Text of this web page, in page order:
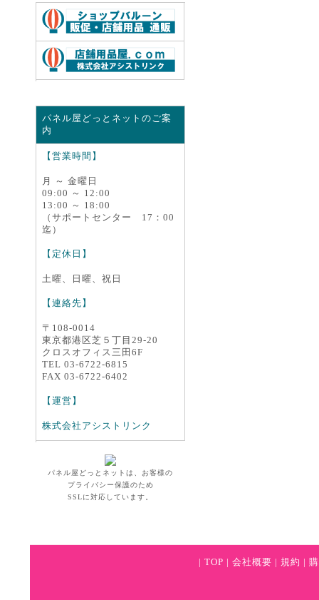
パネル屋どっとネットのご案
内
【営業時間】
月 ～ 金曜日
09:00 ～ 12:00
13:00 ～ 18:00
（サポートセンター 17：00
迄）
【定休日】
土曜、日曜、祝日
【連絡先】
〒108-0014
東京都港区芝５丁目29-20
クロスオフィス三田6F
TEL 03-6722-6815
FAX 03-6722-6402
【運営】
株式会社アシストリンク
パネル屋どっとネットは、お客様の
プライバシー保護のため
SSLに対応しています。
| TOP | 会社概要 | 規約 |